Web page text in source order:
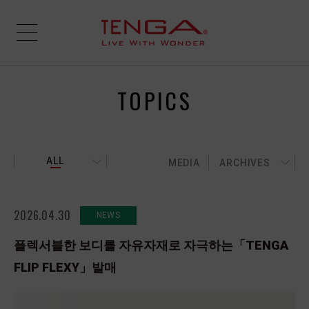
TOPICS
ALL MEDIA ARCHIVES
2026.04.30 NEWS
플렉서블한 보디를 자유자재로 자극하는「TENGA
FLIP FLEXY」발매